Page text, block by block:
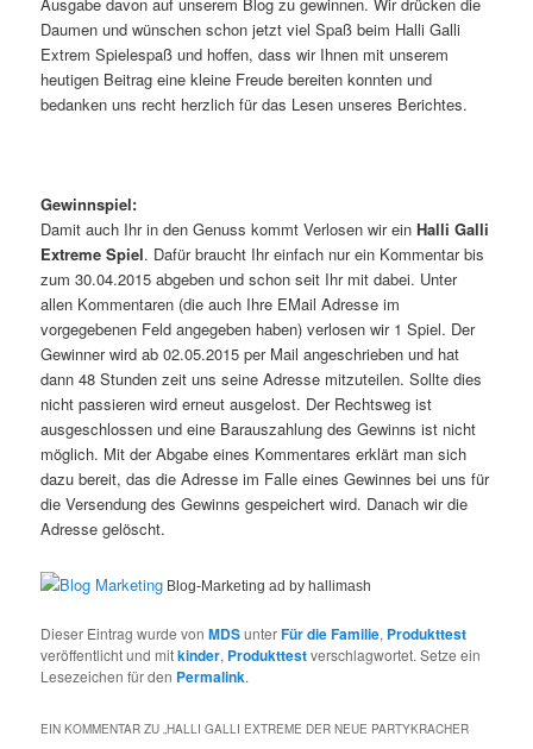
Daumen und wünschen schon jetzt viel Spaß beim Halli Galli
Extrem Spielespaß und hoffen, dass wir Ihnen mit unserem
heutigen Beitrag eine kleine Freude bereiten konnten und
bedanken uns recht herzlich für das Lesen unseres Berichtes.
Gewinnspiel:
Damit auch Ihr in den Genuss kommt Verlosen wir einHalli Galli
Extreme Spiel. Dafür braucht Ihr einfach nur ein Kommentar bis
zum 30.04.2015 abgeben und schon seit Ihr mit dabei. Unter
allen Kommentaren (die auch Ihre EMail Adresse im
vorgegebenen Feld angegeben haben) verlosen wir 1 Spiel. Der
Gewinner wird ab 02.05.2015 per Mail angeschrieben und hat
dann 48 Stunden zeit uns seine Adresse mitzuteilen. Sollte dies
nicht passieren wird erneut ausgelost. Der Rechtsweg ist
ausgeschlossen und eine Barauszahlung des Gewinns ist nicht
möglich. Mit der Abgabe eines Kommentares erklärt man sich
dazu bereit, das die Adresse im Falle eines Gewinnes bei uns für
die Versendung des Gewinns gespeichert wird. Danach wir die
Adresse gelöscht.
Blog-Marketing ad by hallimash
Dieser Eintrag wurde vonMDSunterFür die Familie, Produkttest
veröffentlicht und mitkinder, Produkttestverschlagwortet. Setze ein
Lesezeichen für den Permalink.
EIN KOMMENTAR ZU „HALLI GALLI EXTREME DER NEUE PARTYKRACHER